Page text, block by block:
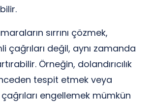
sırrını çözmek,
çağrıları değil, aynı zamanda
Örneğin, dolandırıcılık
tespit etmek veya
engellemek mümkün